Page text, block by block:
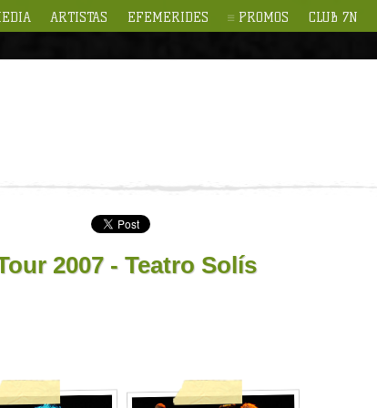
ARTISTAS EFEMERIDES PROMOS CLUB 7N
2007 - Teatro Solís